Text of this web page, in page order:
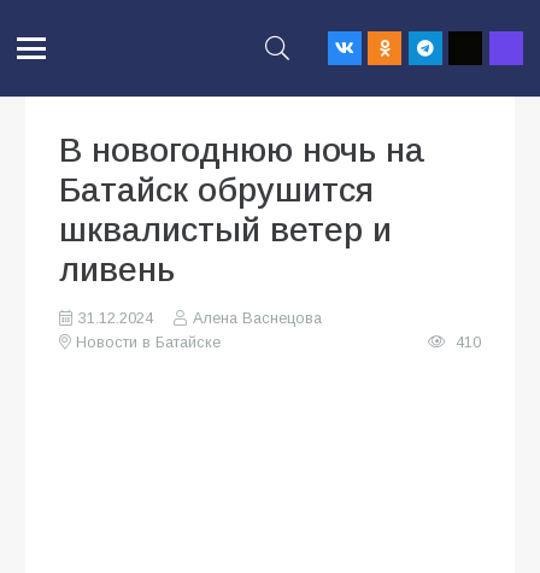
В новогоднюю ночь на
Батайск обрушится
шквалистый ветер и
ливень
31.12.2024
Алена Васнецова
Новости в Батайске
410